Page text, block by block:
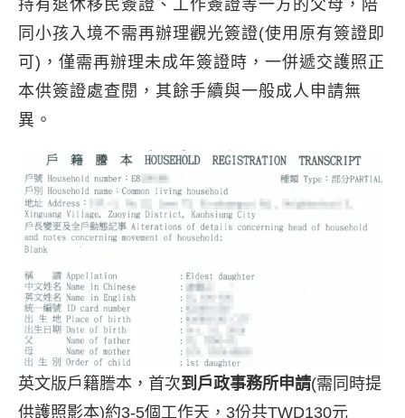
持有退休移民簽證、工作簽證等一方的父母，陪
同小孩入境不需再辦理觀光簽證(使用原有簽證即
可)，僅需再辦理未成年簽證時，一併遞交護照正
本供簽證處查閱，其餘手續與一般成人申請無
異。
英文版戶籍謄本，首次到戶政事務所申請(需同時提
供護照影本)約3-5個工作天，3份共TWD130元